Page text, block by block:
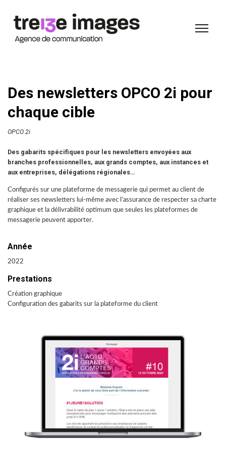
Des newsletters OPCO 2i pour
chaque cible
OPCO 2i
Des gabarits spécifiques pour les newsletters envoyées aux
branches professionnelles, aux grands comptes, aux instances et
aux entreprises, délégations régionales…
Configurés sur une plateforme de messagerie qui permet au client de
réaliser ses newsletters lui-même avec l’assurance de respecter sa charte
graphique et la délivrabilité optimum que seules les plateformes de
messagerie peuvent apporter.
Année
2022
Prestations
Création graphique
Configuration des gabarits sur la plateforme du client